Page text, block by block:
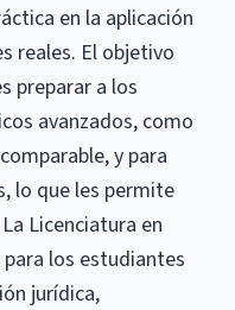
en la aplicación
reales. El objetivo
preparar a los
avanzados, como
y para
lo que les permite
Licenciatura en
los estudiantes
jurídica,